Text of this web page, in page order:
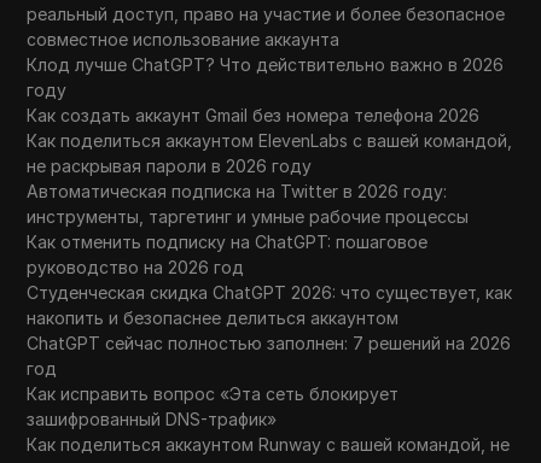
реальный доступ, право на участие и более безопасное
совместное использование аккаунта
Клод лучше ChatGPT? Что действительно важно в 2026
году
Как создать аккаунт Gmail без номера телефона 2026
Как поделиться аккаунтом ElevenLabs с вашей командой,
не раскрывая пароли в 2026 году
Автоматическая подписка на Twitter в 2026 году:
инструменты, таргетинг и умные рабочие процессы
Как отменить подписку на ChatGPT: пошаговое
руководство на 2026 год
Студенческая скидка ChatGPT 2026: что существует, как
накопить и безопаснее делиться аккаунтом
ChatGPT сейчас полностью заполнен: 7 решений на 2026
год
Как исправить вопрос «Эта сеть блокирует
зашифрованный DNS-трафик»
Как поделиться аккаунтом Runway с вашей командой, не